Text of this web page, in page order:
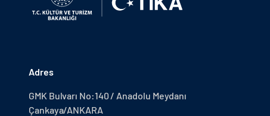
Adres
GMK Bulvarı No:140 / Anadolu Meydanı
Çankaya/ANKARA